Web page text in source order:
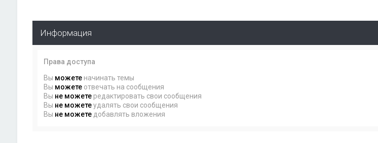
Информация
Права доступа
Вы можетеначинать темы
Вы можетеотвечать на сообщения
Вы не можетередактировать свои сообщения
Вы не можетеудалять свои сообщения
Вы не можетедобавлять вложения